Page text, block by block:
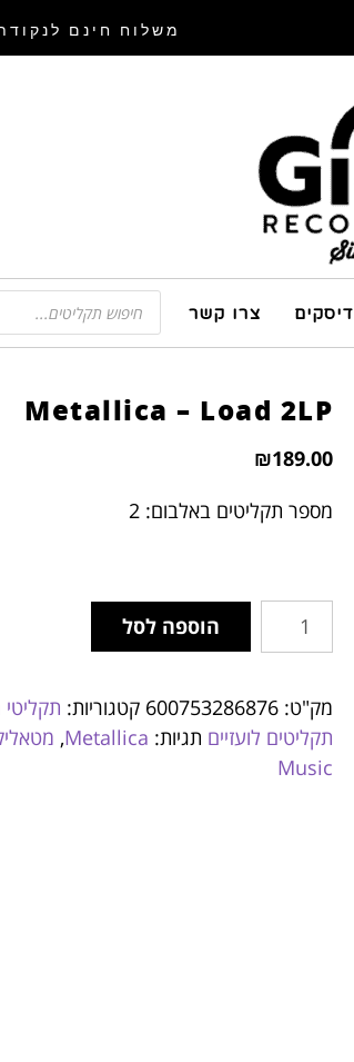
משלוח חינם
דיסקים צרו קשר
Metallica – Load 2LP
₪189.00
מספר תקליטים באלבום: 2
הוספה לסל
מק"ט: 600753286876 קטגוריות:
תקליטים לועזיים תגיות: Metallica
,
Music